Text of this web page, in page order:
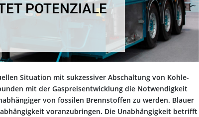
POTENZIALE
Situation mit sukzessiver Abschaltung von Kohle-
mit der Gaspreisentwicklung die Notwendigkeit
von fossilen Brennstoffen zu werden. Blauer
voranzubringen. Die Unabhängigkeit betrifft